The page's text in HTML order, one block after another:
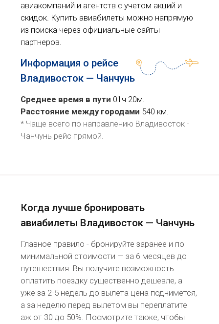
авиакомпаний и агентств с учетом акций и
скидок. Купить авиабилеты можно напрямую
из поиска через официальные сайты
партнеров.
Информация о рейсе
Владивосток — Чанчунь
Среднее время в пути 01ч 20м.
Расстояние между городами 540 км.
* Чаще всего по направлению Владивосток -
Чанчунь рейс прямой.
Когда лучше бронировать
авиабилеты Владивосток — Чанчунь
Главное правило - бронируйте заранее и по
минимальной стоимости — за 6 месяцев до
путешествия. Вы получите возможность
оплатить поездку существенно дешевле, а
уже за 2-5 недель до вылета цена поднимется,
а за неделю перед вылетом вы переплатите
аж от 30 до 50%. Посмотрите также, чтобы